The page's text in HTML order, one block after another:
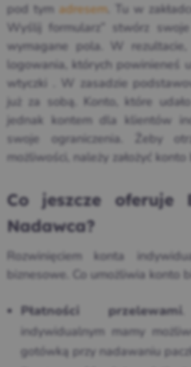
pod tym adresem . Tu w
Wyślij formularz” stwórz
wymagane pola. W
logowania, których powinieneś
wtyczki . W zasadzie
już za sobą. Konto, które
jednak kontem dla klientów
swoje ograniczenia. Żeby
możliwości, należy założyć konto
Co jeszcze oferuje
Nadawca?
Rozwinięciem konta
biznesowe. Co umożliwia konto
Płatności przelewami
indywidualnym mamy
gotówką przy nadawaniu